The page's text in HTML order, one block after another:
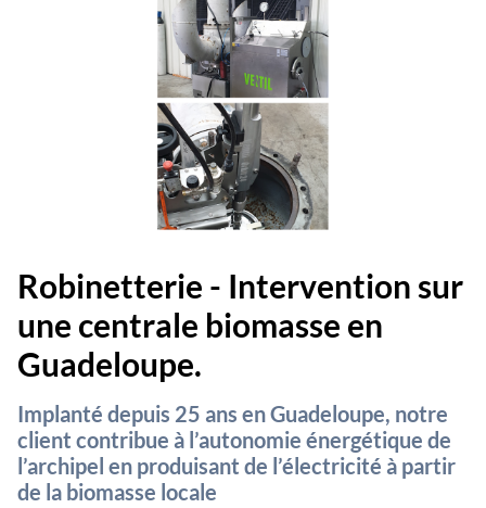
Robinetterie - Intervention sur
une centrale biomasse en
Guadeloupe.
Implanté depuis 25 ans en Guadeloupe, notre
client contribue à l’autonomie énergétique de
l’archipel en produisant de l’électricité à partir
de la biomasse locale